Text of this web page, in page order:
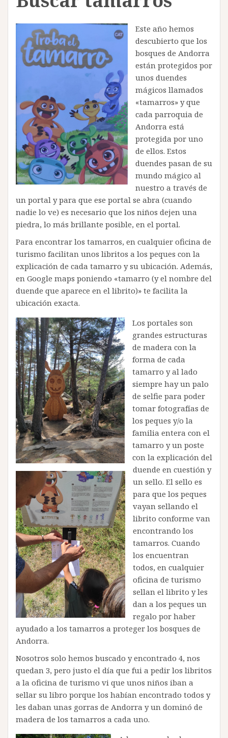
Este año hemos
descubierto que los
bosques de Andorra
están protegidos por
unos duendes
mágicos llamados
«tamarros» y que
cada parroquia de
Andorra está
protegida por uno
de ellos. Estos
duendes pasan de su
mundo mágico al
nuestro a través de
un portal y para que ese portal se abra (cuando
nadie lo ve) es necesario que los niños dejen una
piedra, lo más brillante posible, en el portal.
Para encontrar los tamarros, en cualquier oficina de
turismo facilitan unos libritos a los peques con la
explicación de cada tamarro y su ubicación. Además,
en Google maps poniendo «tamarro (y el nombre del
duende que aparece en el librito)» te facilita la
ubicación exacta.
Los portales son
grandes estructuras
de madera con la
forma de cada
tamarro y al lado
siempre hay un palo
de selfie para poder
tomar fotografías de
los peques y/o la
familia entera con el
tamarro y un poste
con la explicación del
duende en cuestión y
un sello. El sello es
para que los peques
vayan sellando el
librito conforme van
encontrando los
tamarros. Cuando
los encuentran
todos, en cualquier
oficina de turismo
sellan el librito y les
dan a los peques un
regalo por haber
ayudado a los tamarros a proteger los bosques de
Andorra.
Nosotros solo hemos buscado y encontrado 4, nos
quedan 3, pero justo el día que fui a pedir los libritos
a la oficina de turismo vi que unos niños iban a
sellar su libro porque los habían encontrado todos y
les daban unas gorras de Andorra y un dominó de
madera de los tamarros a cada uno.